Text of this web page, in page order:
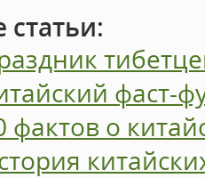
статьи:
фаст-
фактов о